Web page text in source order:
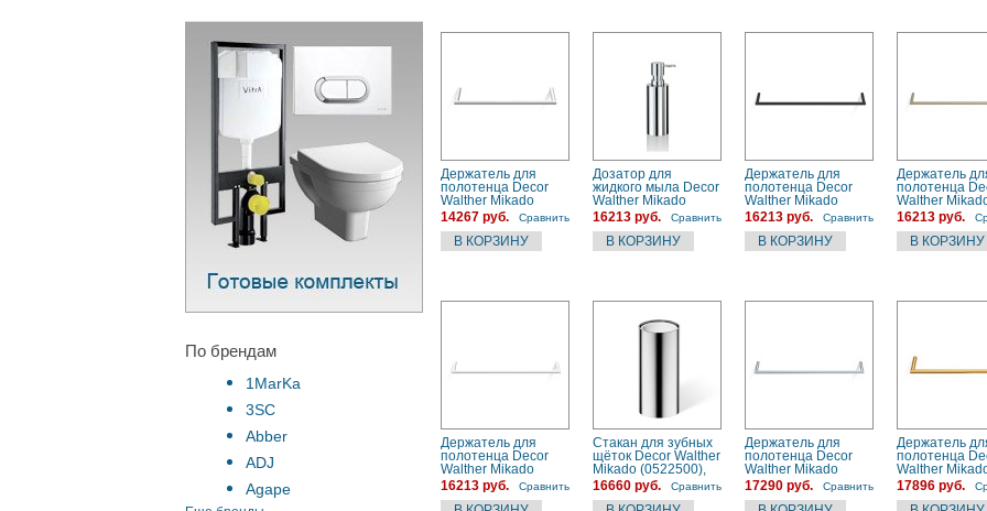
По брендам
1MarKa
3SC
Abber
ADJ
Agape
Держатель для
полотенца Decor
Walther Mikado
(0520750), белый
14267 руб. Сравнить
Дозатор для
жидкого мыла Decor
Walther Mikado
(0521200), хром
16213 руб. Сравнить
Держатель для
полотенца Decor
Walther Mikado
(0520860), черный
матовый
16213 руб. Сравнить
Держатель
полотенца
Walther
(0520876),
16213 руб.
Держатель для
полотенца Decor
Walther Mikado
(0520850), белый
16213 руб. Сравнить
Стакан для зубных
щёток Decor Walther
Mikado (0522500),
хром
16660 руб. Сравнить
Держатель для
полотенца Decor
Walther Mikado
(0520800), хром
17290 руб. Сравнить
Держатель
полотенца
Walther
(0520720),
17896 руб.